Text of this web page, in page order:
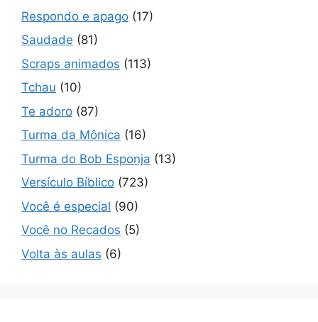
Respondo e apago (17)
Saudade (81)
Scraps animados (113)
Tchau (10)
Te adoro (87)
Turma da Mônica (16)
Turma do Bob Esponja (13)
Versículo Bíblico (723)
Você é especial (90)
Você no Recados (5)
Volta às aulas (6)